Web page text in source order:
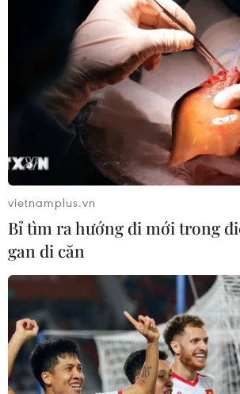
đến Thanh Hóa có mưa vừa, mưa to,
với lượng mưa phổ biến 50-150 mm/
Gia Lai: Bão số 5 làm 1
hại hàng trăm ha hoa màu
vietnamplus.vn
Bỉ tìm ra hướng đi mới trong
gan di căn